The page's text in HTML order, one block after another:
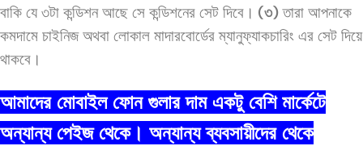
বাকি যে ৩টা কন্ডিশন আছে সে কন্ডিশনের সেট দিবে। (৩)তারা আপনাকে
কমদামে চাইনিজ অথবা লোকাল মাদারবোর্ডের ম্যানুফ্যাকচারিং এর সেট দিয়ে
থাকবে।
আমাদের মোবাইল ফোন গুলার দাম একটু বেশি মার্কেটে
অন্যান্য পেইজ থেকে। অন্যান্য ব্যবসায়ীদের থেকে